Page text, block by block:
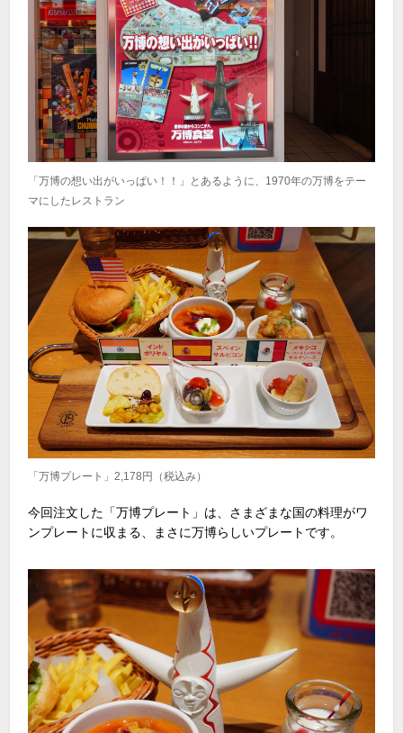
「万博の想い出がいっぱい！！」とあるように、1970年の万博をテー
マにしたレストラン
「万博プレート」2,178円（税込み）
今回注文した「万博プレート」は、さまざまな国の料理がワ
ンプレートに収まる、まさに万博らしいプレートです。